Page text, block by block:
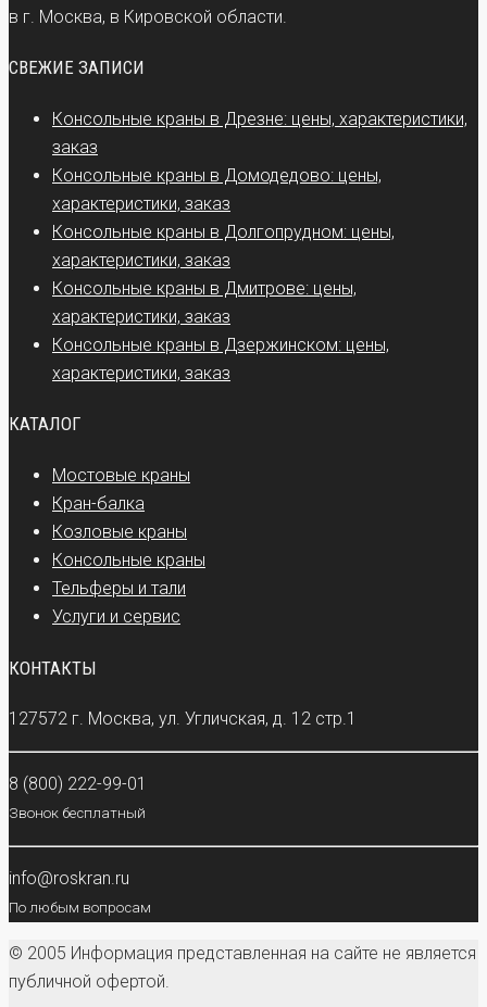
в г. Москва, в Кировской области.
СВЕЖИЕ ЗАПИСИ
Консольные краны в Дрезне: цены, характеристики,
заказ
Консольные краны в Домодедово: цены,
характеристики, заказ
Консольные краны в Долгопрудном: цены,
характеристики, заказ
Консольные краны в Дмитрове: цены,
характеристики, заказ
Консольные краны в Дзержинском: цены,
характеристики, заказ
КАТАЛОГ
Мостовые краны
Кран-балка
Козловые краны
Консольные краны
Тельферы и тали
Услуги и сервис
КОНТАКТЫ
127572 г. Москва, ул. Угличская, д. 12 стр.1
8 (800) 222-99-01
Звонок бесплатный
info@roskran.ru
По любым вопросам
© 2005 Информация представленная на сайте не является
публичной офертой.